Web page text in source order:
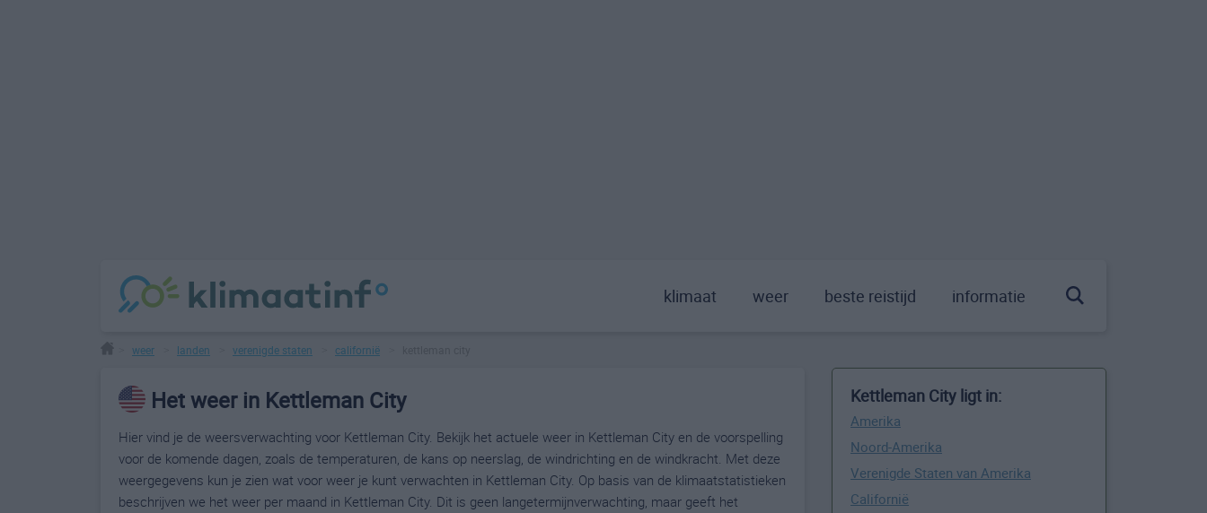
klimaat weer beste reistijd informatie
weer landen verenigde staten californië
Het weer in Kettleman City
Hier vind je de weersverwachting voor Kettleman City. Bekijk het actuele weer in Kettleman City en de voorspelling
voor de komende dagen, zoals de temperaturen, de kans op neerslag, de windrichting en de windkracht. Met deze
weergegevens kun je zien wat voor weer je kunt verwachten in Kettleman City. Op basis van de klimaatstatistieken
beschrijven we het weer per maand in Kettleman City. Dit is geen langetermijnverwachting, maar geeft het
Kettleman City ligt in:
Amerika
Noord-Amerika
Verenigde Staten van Amerika
Californië